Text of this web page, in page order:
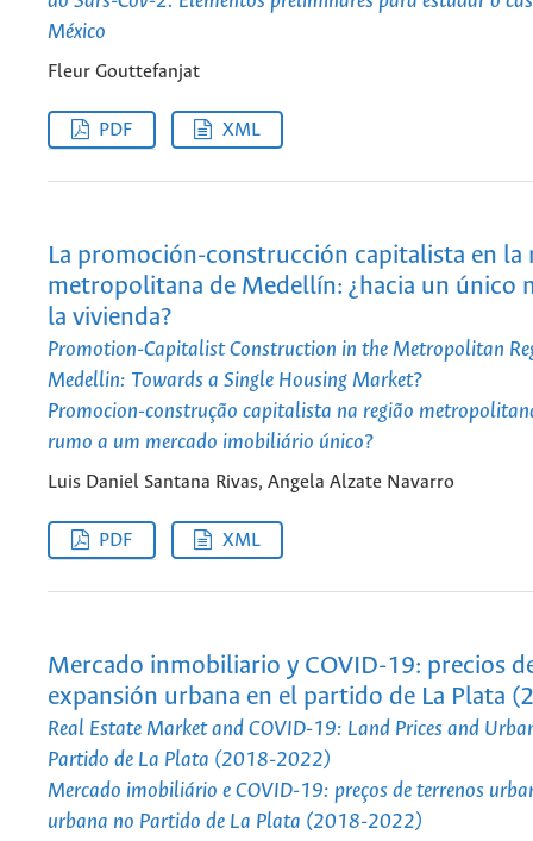
México
Fleur Gouttefanjat
PDF XML
La promoción-construcción capitalista en la
metropolitana de Medellín: ¿hacia un único
la vivienda?
Promotion-Capitalist Construction in the Metropolitan
Medellin: Towards a Single Housing Market?
Promocion-construção capitalista na região
rumo a um mercado imobiliário único?
Luis Daniel Santana Rivas, Angela Alzate Navarro
PDF XML
Mercado inmobiliario y COVID-19: precios
expansión urbana en el partido de La Plata
Real Estate Market and COVID-19: Land Prices and
Partido de La Plata (2018-2022)
Mercado imobiliário e COVID-19: preços de terrenos
urbana no Partido de La Plata (2018-2022)